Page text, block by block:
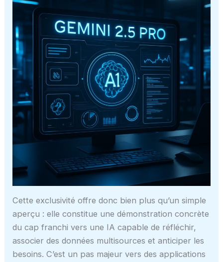
Cette exclusivité offre donc bien plus qu’un simple
aperçu : elle constitue une démonstration concrète
du cap franchi vers une IA capable de réfléchir,
associer des données multisources et anticiper les
besoins. C’est un pas majeur vers des applications